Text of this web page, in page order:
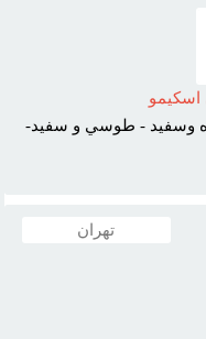
وسفيد - طوسي و سفيد-
تهران